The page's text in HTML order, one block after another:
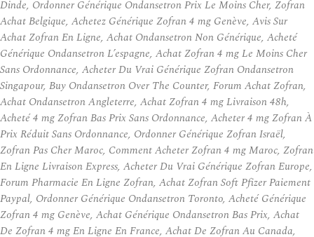
Dinde, Ordonner Générique Ondansetron Prix Le Moins Cher, Zofran
Achat Belgique, Achetez Générique Zofran 4 mg Genève, Avis Sur
Achat Zofran En Ligne, Achat Ondansetron Non Générique, Acheté
Générique Ondansetron L’espagne, Achat Zofran 4 mg Le Moins Cher
Sans Ordonnance, Acheter Du Vrai Générique Zofran Ondansetron
Singapour, Buy Ondansetron Over The Counter, Forum Achat Zofran,
Achat Ondansetron Angleterre, Achat Zofran 4 mg Livraison 48h,
Acheté 4 mg Zofran Bas Prix Sans Ordonnance, Acheter 4 mg Zofran À
Prix Réduit Sans Ordonnance, Ordonner Générique Zofran Israël,
Zofran Pas Cher Maroc, Comment Acheter Zofran 4 mg Maroc, Zofran
En Ligne Livraison Express, Acheter Du Vrai Générique Zofran Europe,
Forum Pharmacie En Ligne Zofran, Achat Zofran Soft Pfizer Paiement
Paypal, Ordonner Générique Ondansetron Toronto, Acheté Générique
Zofran 4 mg Genève, Achat Générique Ondansetron Bas Prix, Achat
De Zofran 4 mg En Ligne En France, Achat De Zofran Au Canada,